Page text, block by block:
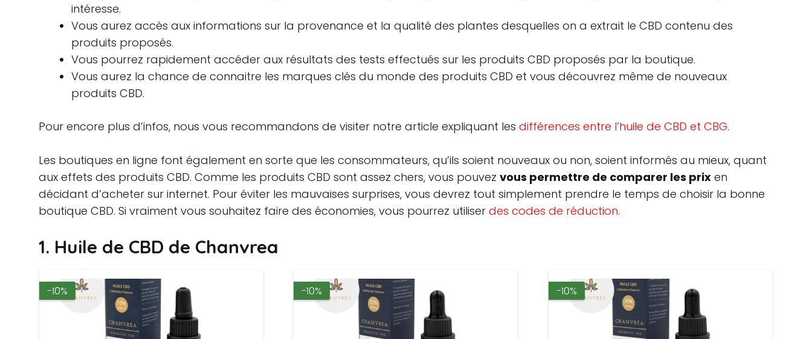
intéresse.
Vous aurez accès aux informations sur la provenance et la qualité des plantes desquelles on a extrait le CBD contenu des
produits proposés.
Vous pourrez rapidement accéder aux résultats des tests effectués sur les produits CBD proposés par la boutique.
Vous aurez la chance de connaitre les marques clés du monde des produits CBD et vous découvrez même de nouveaux
produits CBD.
Pour encore plus d’infos, nous vous recommandons de visiter notre article expliquant les différences entre l’huile de CBD et CBG.
Les boutiques en ligne font également en sorte que les consommateurs, qu’ils soient nouveaux ou non, soient informés au mieux, quant
aux effets des produits CBD. Comme les produits CBD sont assez chers, vous pouvez vous permettre de comparer les prix en
décidant d’acheter sur internet. Pour éviter les mauvaises surprises, vous devrez tout simplement prendre le temps de choisir la bonne
boutique CBD. Si vraiment vous souhaitez faire des économies, vous pourrez utiliser des codes de réduction.
1. Huile de CBD de Chanvrea
-10% -10% -10%